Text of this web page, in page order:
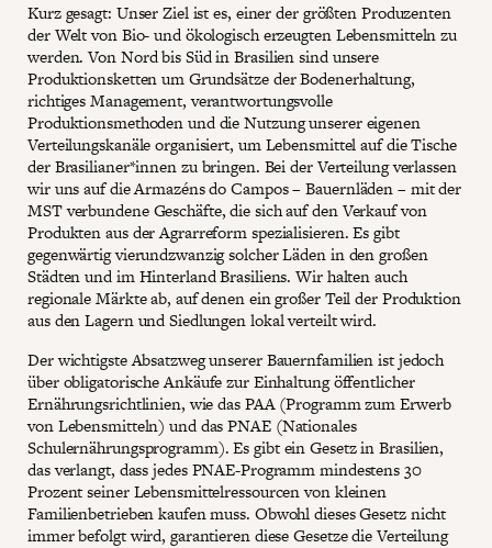
Kurz gesagt: Unser Ziel ist es, einer der größten Produzenten
der Welt von Bio- und ökologisch erzeugten Lebensmitteln zu
werden. Von Nord bis Süd in Brasilien sind unsere
Produktionsketten um Grundsätze der Bodenerhaltung,
richtiges Management, verantwortungsvolle
Produktionsmethoden und die Nutzung unserer eigenen
Verteilungskanäle organisiert, um Lebensmittel auf die Tische
der Brasilianer*innen zu bringen. Bei der Verteilung verlassen
wir uns auf die Armazéns do Campos – Bauernläden – mit der
MST verbundene Geschäfte, die sich auf den Verkauf von
Produkten aus der Agrarreform spezialisieren. Es gibt
gegenwärtig vierundzwanzig solcher Läden in den großen
Städten und im Hinterland Brasiliens. Wir halten auch
regionale Märkte ab, auf denen ein großer Teil der Produktion
aus den Lagern und Siedlungen lokal verteilt wird.
Der wichtigste Absatzweg unserer Bauernfamilien ist jedoch
über obligatorische Ankäufe zur Einhaltung öffentlicher
Ernährungsrichtlinien, wie das PAA (Programm zum Erwerb
von Lebensmitteln) und das PNAE (Nationales
Schulernährungsprogramm). Es gibt ein Gesetz in Brasilien,
das verlangt, dass jedes PNAE-Programm mindestens 30
Prozent seiner Lebensmittelressourcen von kleinen
Familienbetrieben kaufen muss. Obwohl dieses Gesetz nicht
immer befolgt wird, garantieren diese Gesetze die Verteilung